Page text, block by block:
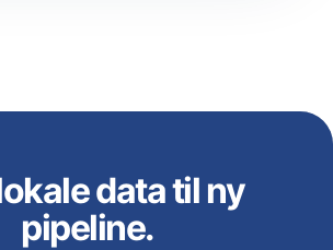
data til ny
pipeline.